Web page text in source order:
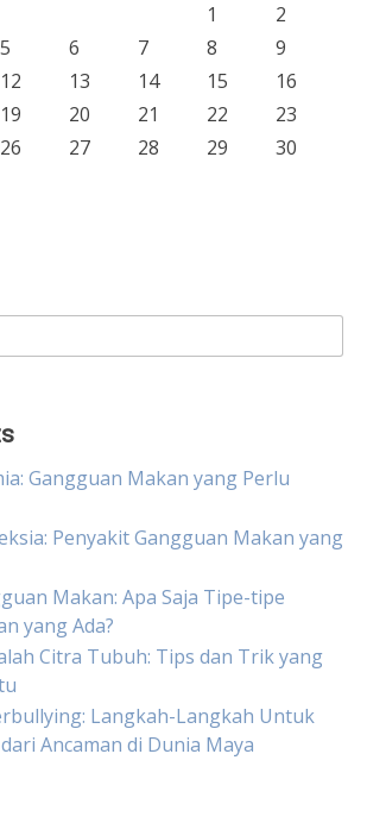
1
2
5 6 7 8
9
12 13 14 15
16
19 20 21 22
23
26 27 28 29
30
Gangguan Makan yang Perlu
Penyakit Gangguan Makan yang
Makan: Apa Saja Tipe-tipe
yang Ada?
Citra Tubuh: Tips dan Trik yang
Langkah-Langkah Untuk
Ancaman di Dunia Maya